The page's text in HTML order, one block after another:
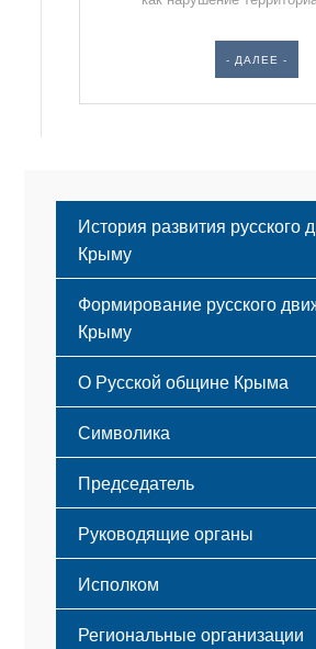
- ДАЛЕЕ -
История развития русского
Крыму
Формирование русского
Крыму
Русский Крым
О Русской общине Крыма
Этапы становления
Принципы деятельности
Структура
Мероприятия
Символика
Флаг
Герб
Гимн
Председатель
Руководящие органы
Исполком
Региональные организации